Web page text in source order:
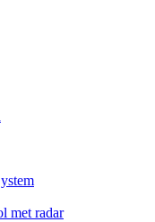
met radar